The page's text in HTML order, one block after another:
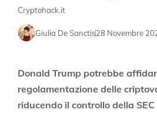
Cryptohack.it
Giulia De Sanctis28 Novembre
Donald Trump potrebbe
regolamentazione delle
riducendo il controllo della SEC